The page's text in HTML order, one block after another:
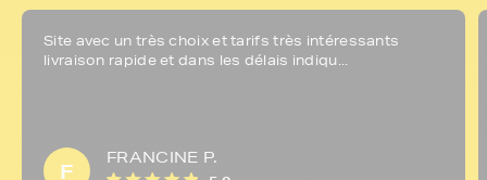
Site avec un très choix et tarifs très intéressants
livraison rapide et dans les délais indiqu...
F
FRANCINE P.